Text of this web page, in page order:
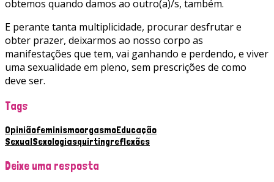
obtemos quando damos ao outro(a)/s, também.
E perante tanta multiplicidade, procurar desfrutar e
obter prazer, deixarmos ao nosso corpo as
manifestações que tem, vai ganhando e perdendo, e viver
uma sexualidade em pleno, sem prescrições de como
deve ser.
Tags
OpiniãofeminismoorgasmoEducação
SexualSexologiasquirtingreflexões
Deixe uma resposta